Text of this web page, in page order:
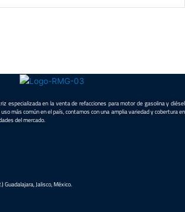
especializada en la venta de refacciones para motor de gasolina y diésel
más común en el país, contamos con una amplia variedad y cobertura en
del mercado.
Guadalajara, Jalisco, México.